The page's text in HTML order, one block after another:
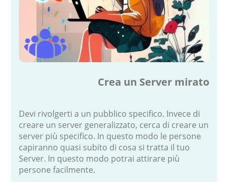
Crea un Server mirato
Devi rivolgerti a un pubblico specifico. Invece di
creare un server generalizzato, cerca di creare un
server più specifico. In questo modo le persone
capiranno quasi subito di cosa si tratta il tuo
Server. In questo modo potrai attirare più
persone facilmente.